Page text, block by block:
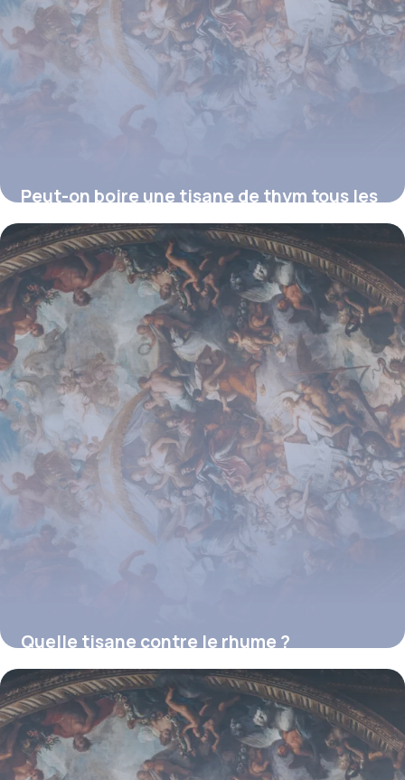
Peut-on boire une tisane de thym tous les
soirs ?
16 juillet 2026
Quelle tisane contre le rhume ?
16 juillet 2026